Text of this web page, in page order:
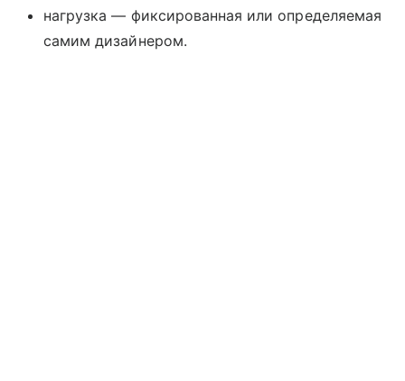
нагрузка — фиксированная или определяемая
самим дизайнером.